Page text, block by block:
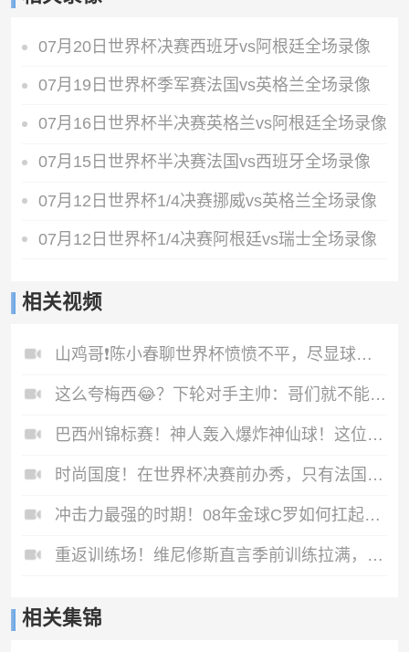
07月20日世界杯决赛西班牙vs阿根廷全场录像
07月19日世界杯季军赛法国vs英格兰全场录像
07月16日世界杯半决赛英格兰vs阿根廷全场录像
07月15日世界杯半决赛法国vs西班牙全场录像
07月12日世界杯1/4决赛挪威vs英格兰全场录像
07月12日世界杯1/4决赛阿根廷vs瑞士全场录像
相关视频
山鸡哥❗️陈小春聊世界杯愤愤不平，尽显球迷本色
这么夸梅西😂？下轮对手主帅：哥们就不能度度假，坐坐游艇吗？
巴西州锦标赛！神人轰入爆炸神仙球！这位置射门简直不讲道理！
时尚国度！在世界杯决赛前办秀，只有法国人敢这么做！
冲击力最强的时期！08年金球C罗如何扛起球队？
重返训练场！维尼修斯直言季前训练拉满，积极备战新赛季
相关集锦